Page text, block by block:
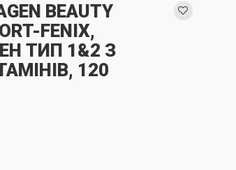
BEAUTY
FENIX,
ТИП 1&2 З
120